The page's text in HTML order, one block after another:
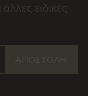
ειδικές